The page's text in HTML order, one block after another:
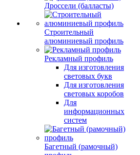
Дроссели (балласты)
Строительный
алюминиевый профиль
Рекламный профиль
Для изготовления
световых букв
Для изготовления
световых коробов
Для
информационных
систем
Багетный (рамочный)